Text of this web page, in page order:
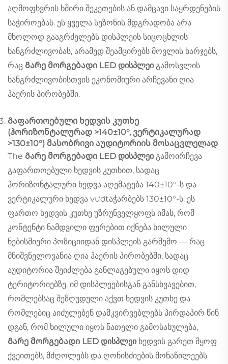
აღმოფხვრის ხშირი შეკეთების ან დამცავი საყრდენების
საჭიროებას. ეს ყველა სეზონის მდგრადობა არა
მხოლოდ გააგრძელებს დისპლეის სიცოცხლის
ხანგრძლივობას, არამედ შეამცირებს მოვლის ხარჯებს,
რაც Გარე მორგებადი LED დისპლეი გამოსვლის
ხანგრძლივობისთვის ეკონომიური არჩევანი ღია
ჰაერის პირობებში.
Გაფართოებული ხედვის კუთხე
(ჰორიზონტალურად >140±10°, ვერტიკალურად
>130±10°) მასობრივი აუდიტორიის მოსაცვლელად
The Გარე მორგებადი LED დისპლეი გამოირჩევა
გაფართოებული ხედვის კუთხით, სადაც
ჰორიზონტალური ხედვა აღემატება 140±10°-ს და
ვერტიკალური ხედვა vượtაჭარბებს 130±10°-ს. ეს
ფართო ხედვის კუთხე უზრუნველყოფს იმას, რომ
კონტენტი ნამდვილი ფერებით იქნება ხილული
ნებისმიერი პოზიციიდან დისპლეის გარშემო — რაც
მნიშვნელოვანია ღია ჰაერის პირობებში, სადაც
აუდიტორია შეიძლება განლაგებული იყოს დიდ
ტერიტორიებზე. იმ დისპლეებისგან განსხვავებით,
რომლებსაც შეზღუდული აქვთ ხედვის კუთხე და
რომლებიც აიძულებენ დამკვირვებლებს პირდაპირ წინ
დგან, რომ ხილული იყოს ნათელი გამოსახულება,
Გარე მორგებადი LED დისპლეი ხედვის გარეთ მყოფ
ქვეითებს, მძღოლებს და ღონისძიების მონაწილეებს